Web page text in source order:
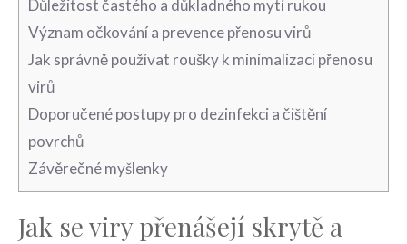
Důležitost častého a důkladného mytí rukou
Význam očkování a prevence ‍přenosu virů
Jak správně používat roušky k minimalizaci přenosu
⁢virů
Doporučené postupy pro dezinfekci a ‌čištění‍
povrchů
Závěrečné myšlenky
Jak se‌ viry přenášejí skrytě a